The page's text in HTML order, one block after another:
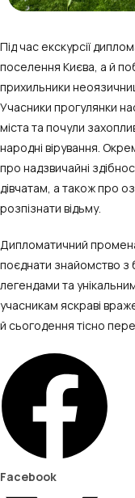
Під час екскурсії
поселення Києва, а й
прихильники
Учасники прогулянки
міста та почули
народні вірування.
про надзвичайні
дівчатам, а також про
розпізнати відьму.
Дипломатичний
поєднати знайомство з
легендами та
учасникам яскраві
й сьогодення тісно
Facebook